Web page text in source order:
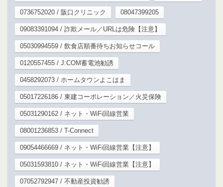
0736752020 / 阪口クリニック 08047399205
09083391094 / 詐欺メール／URLは危険【注意】
05030994559 / 飲食店順番待ちお知らせコール
0120557455 / J:COM蓄電池勧誘
0458292073 / ホームタウンよこはま
05017226186 / 東建コーポレーション／火災保険
05031290162 / ネット・WiFi回線営業
08001236853 / T-Connect
09054466669 / ネット・WiFi回線営業【注意】
05031593810 / ネット・WiFi回線営業【注意】
07052792947 / 不動産投資勧誘